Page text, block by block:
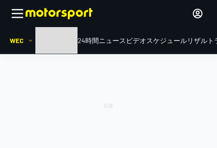
WEC ル・マン24時間ニュース ビデオスケジュールリザルト